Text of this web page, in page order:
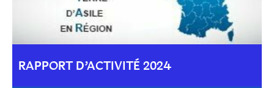
RAPPORT D’ACTIVITÉ 2024